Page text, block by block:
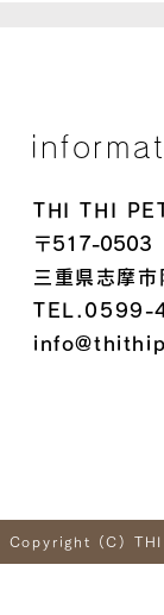
THI THI
〒517-0503
三重県志摩
TEL.0599-
Copyright (C)